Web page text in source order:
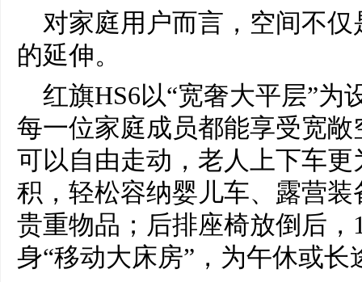
对家庭用户而言，空间不
的延伸。
红旗HS6以“宽奢大平层”为
每一位家庭成员都能享受宽
可以自由走动，老人上下车
积，轻松容纳婴儿车、露营
贵重物品；后排座椅放倒后
身“移动大床房”，为午休或